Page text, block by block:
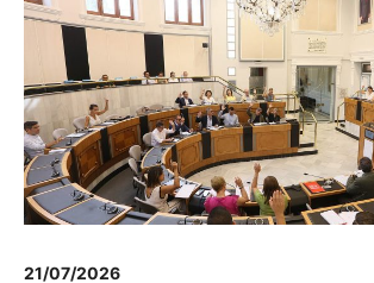
21/07/2026